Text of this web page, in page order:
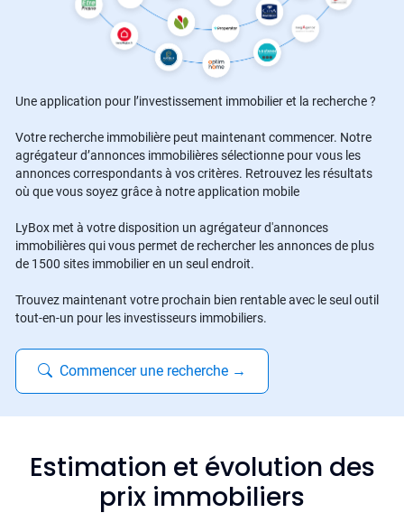
Une application pour l’investissement immobilier et la recherche ?
Votre recherche immobilière peut maintenant commencer. Notre
agrégateur d’annonces immobilières sélectionne pour vous les
annonces correspondants à vos critères. Retrouvez les résultats
où que vous soyez grâce à notre application mobile
LyBox met à votre disposition un agrégateur d'annonces
immobilières qui vous permet de rechercher les annonces de plus
de 1500 sites immobilier en un seul endroit.
Trouvez maintenant votre prochain bien rentable avec le seul outil
tout-en-un pour les investisseurs immobiliers.
Commencer une recherche →
Estimation et évolution des
prix immobiliers